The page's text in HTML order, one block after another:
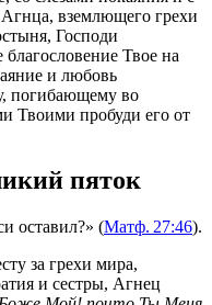
вземлющего грехи
Господи
Твое на
и любовь
погибающему во
Твоими пробуди его от
пяток
оставил?» (Матф. 27:46).
за грехи мира,
и сестры, Агнец